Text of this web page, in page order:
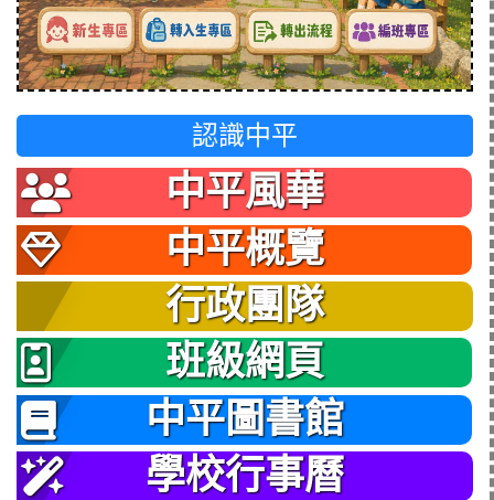
認識中平
中平風華
中平概覽
行政團隊
班級網頁
中平圖書館
學校行事曆